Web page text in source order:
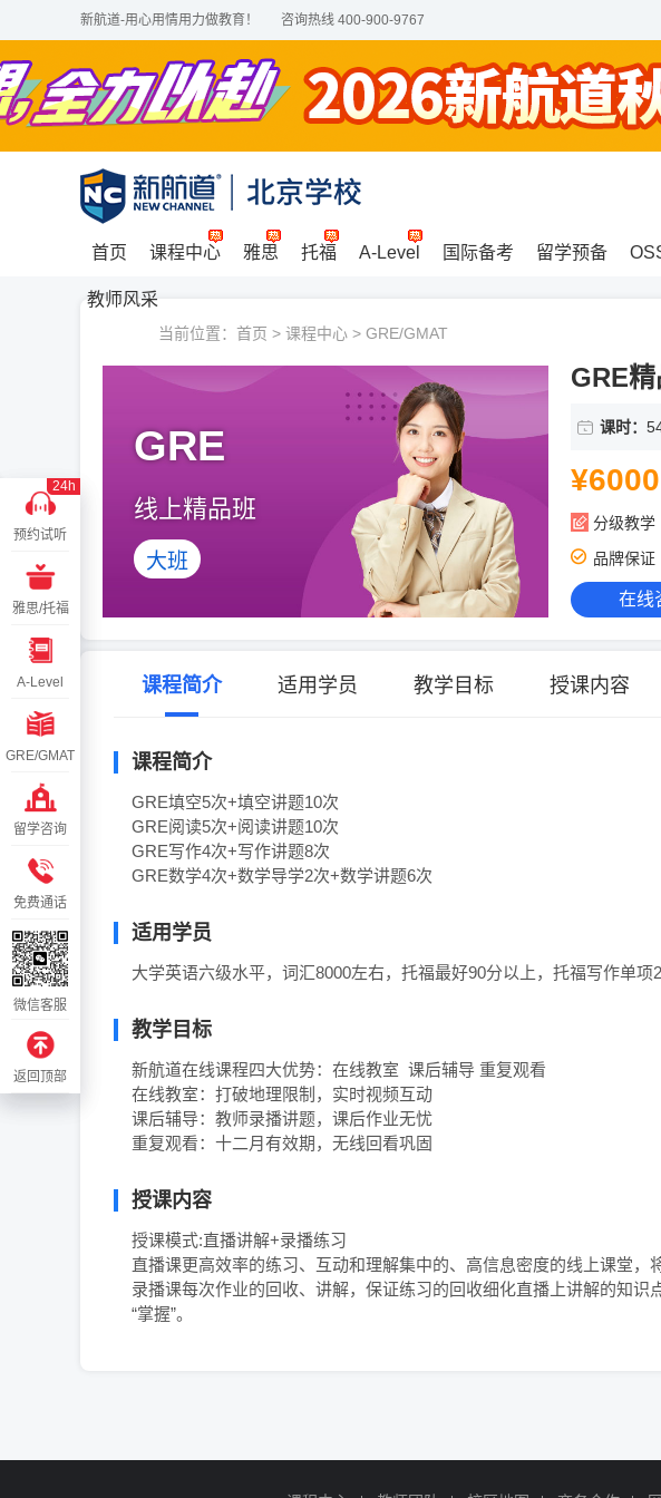
新航道-用心用情用力做教育！ 咨询热线 400-900-9767
首页 课程中心 雅思 托福 A-Level 国际备考 留学预备
教师风采
当前位置： 首页 > 课程中心 > GRE/GMAT
GRE
线上精品班
大班
GRE
课时：
¥6000
分级教学
品牌保证
在线
课程简介 适用学员 教学目标 授课内容
课程简介
GRE填空5次+填空讲题10次
GRE阅读5次+阅读讲题10次
GRE写作4次+写作讲题8次
GRE数学4次+数学导学2次+数学讲题6次
适用学员
大学英语六级水平，词汇8000左右，托福最好90分以上，托福写作单项
教学目标
新航道在线课程四大优势：在线教室  课后辅导 重复观看
在线教室：打破地理限制，实时视频互动
课后辅导：教师录播讲题，课后作业无忧
重复观看：十二月有效期，无线回看巩固
授课内容
授课模式:直播讲解+录播练习
直播课更高效率的练习、互动和理解集中的、高信息密度的线上课堂，
录播课每次作业的回收、讲解，保证练习的回收细化直播上讲解的知
“掌握”。
24h
预约试听
雅思/托福
A-Level
GRE/GMAT
留学咨询
免费通话
微信客服
返回顶部
24h
预约试听
雅思/托福
A-Level
GRE/GMAT
留学咨询
免费通话
微信客服
返回顶部